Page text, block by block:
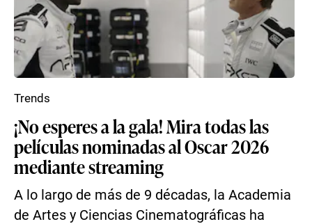
¡No esperes a la gala! Mira todas las
películas nominadas al Oscar 2026
mediante streaming
A lo largo de más de 9 décadas, la Academia
de Artes y Ciencias Cinematográficas ha
Trends